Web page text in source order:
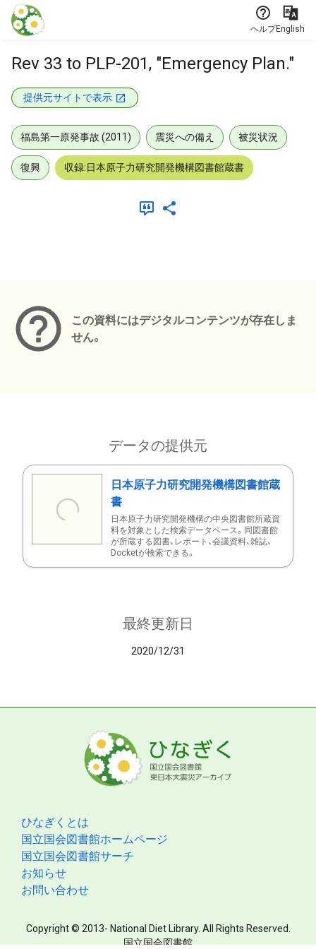
本文に飛ぶ
ヘルプEnglish
Rev 33 to PLP-201, "Emergency Plan."
提供元サイトで表示
福島第一原発事故 (2011) 震災への備え 被災状況
復興 収録:日本原子力研究開発機構図書館蔵書
この資料にはデジタルコンテンツが存在しま
せん。
データの提供元
日本原子力研究開発機構図書館蔵
書
日本原子力研究開発機構の中央図書館所蔵資
料を対象とした検索データベース。同図書館
が所蔵する図書、レポート、会議資料、雑誌、
Docketが検索できる。
最終更新日
2020/12/31
ひなぎくとは
国立国会図書館ホームページ
国立国会図書館サーチ
お知らせ
お問い合わせ
Copyright © 2013- National Diet Library. All Rights Reserved.